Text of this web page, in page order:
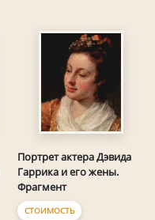
Портрет актера Дэвида
Гаррика и его жены.
Фрагмент
СТОИМОСТЬ